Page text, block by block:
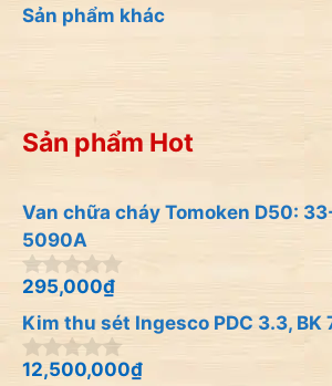
Sản phẩm khác
Sản phẩm Hot
Van chữa cháy Tomoken D50:
5090A
0
g
o
à
295,000₫
Kim thu sét Ingesco PDC 3.3, BK
0
12,500,000₫